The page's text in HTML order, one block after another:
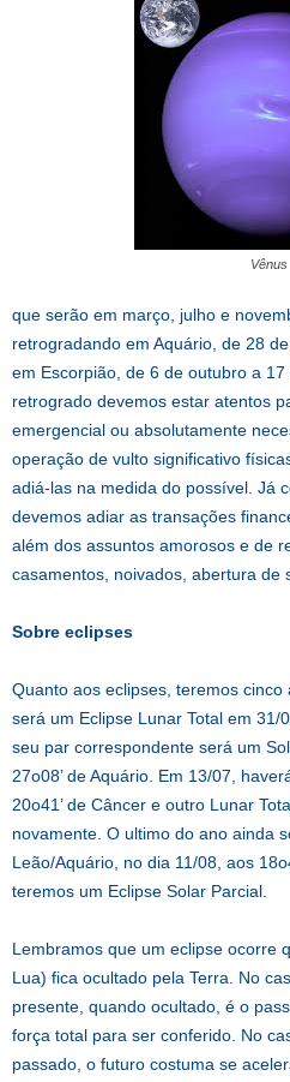
Vênus
que serão em março, julho e
retrogradando em Aquário, de 28
em Escorpião, de 6 de outubro a
retrogrado devemos estar atentos
emergencial ou absolutamente
operação de vulto significativo
adiá-las na medida do possível. Já
devemos adiar as transações
além dos assuntos amorosos e de
casamentos, noivados, abertura de
Sobre eclipses
Quanto aos eclipses, teremos
será um Eclipse Lunar Total em 31/
seu par correspondente será um
27o08’ de Aquário. Em 13/07,
20o41’ de Câncer e outro Lunar
novamente. O ultimo do ano ainda
Leão/Aquário, no dia 11/08, aos
teremos um Eclipse Solar Parcial.
Lembramos que um eclipse ocorre
Lua) fica ocultado pela Terra. No
presente, quando ocultado, é o
força total para ser conferido. No
passado, o futuro costuma se